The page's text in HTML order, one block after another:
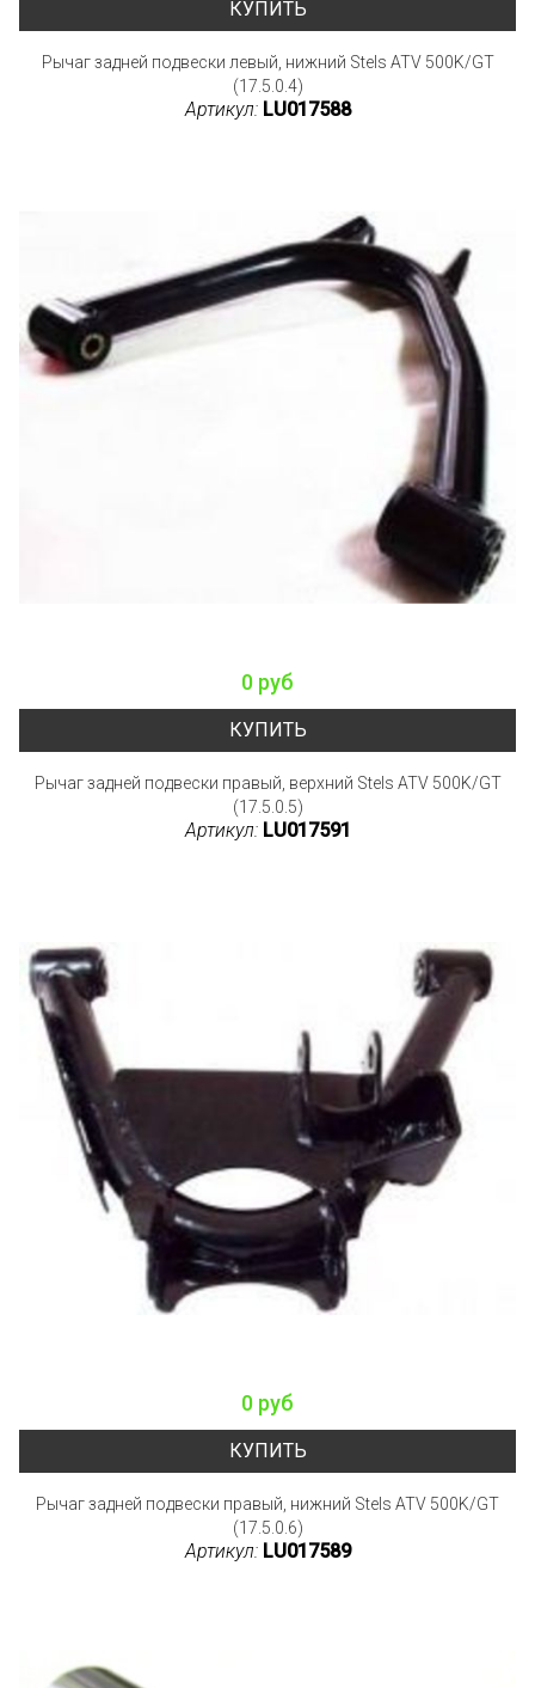
КУПИТЬ
Рычаг задней подвески левый, нижний Stels ATV 500K/GT
(17.5.0.4)
Артикул: LU017588
0 руб
КУПИТЬ
Рычаг задней подвески правый, верхний Stels ATV 500K/GT
(17.5.0.5)
Артикул: LU017591
0 руб
КУПИТЬ
Рычаг задней подвески правый, нижний Stels ATV 500K/GT
(17.5.0.6)
Артикул: LU017589